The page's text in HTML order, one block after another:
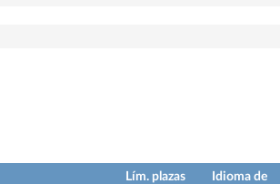
Lím. plazas
Idioma de